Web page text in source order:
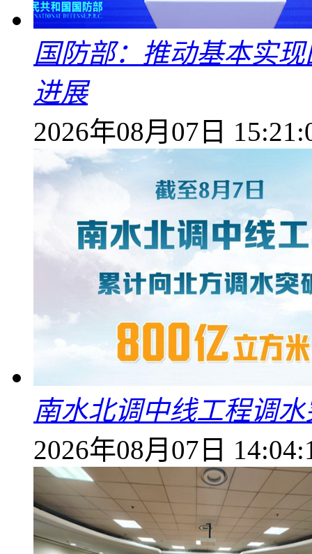
国防部：推动基本实
进展
2026年08月07日
南水北调中线工程调
2026年08月07日